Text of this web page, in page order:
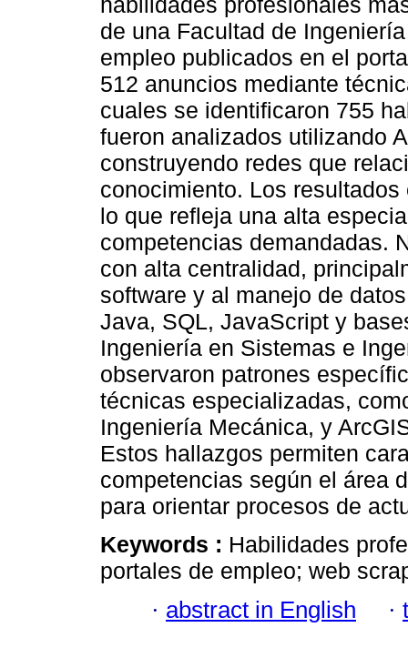
de una Facultad de
empleo publicados en el
512 anuncios mediante
cuales se identificaron 755
fueron analizados utilizando
construyendo redes que
conocimiento. Los
lo que refleja una alta
competencias demandadas.
con alta centralidad,
software y al manejo de
Java, SQL, JavaScript y
Ingeniería en Sistemas e
observaron patrones
técnicas especializadas,
Ingeniería Mecánica, y
Estos hallazgos permiten
competencias según el área
para orientar procesos de
Keywords : Habilidades
portales de empleo; web
· abstract in English ·